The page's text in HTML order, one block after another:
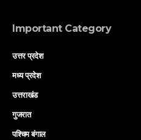
Important Category
उत्तर प्रदेश
मध्य प्रदेश
उत्तराखंड
गुजरात
पश्चिम बंगाल